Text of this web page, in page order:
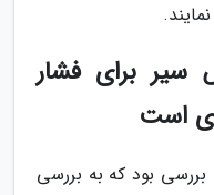
برای فشار
است
بود که به بررسی